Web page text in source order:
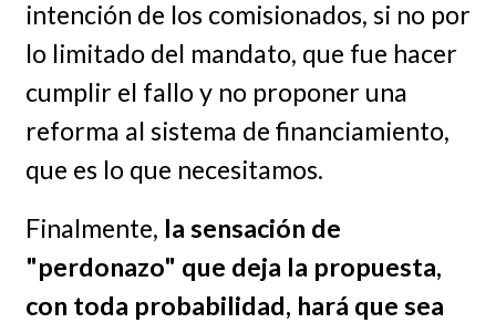
intención de los comisionados, si no por
lo limitado del mandato, que fue hacer
cumplir el fallo y no proponer una
reforma al sistema de financiamiento,
que es lo que necesitamos.
Finalmente, la sensación de
"perdonazo" que deja la propuesta,
con toda probabilidad, hará que sea